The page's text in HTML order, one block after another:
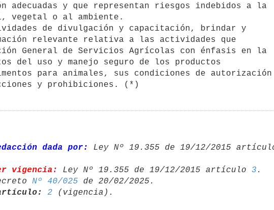
adecuadas y que representan riesgos indebidos a la
vegetal o al ambiente.
de divulgación y capacitación, brindar y
relevante relativa a las actividades que
General de Servicios Agrícolas con énfasis en la
del uso y manejo seguro de los productos
para animales, sus condiciones de autorización
y prohibiciones. (*)
dada por:
vigencia: Ley Nº 19.355 de 19/12/2015 artículo 3
Nº 40/025
2